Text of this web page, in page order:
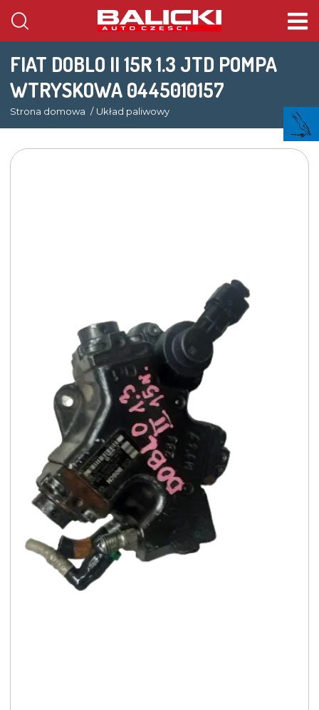
FIAT DOBLO II 15R 1.3 JTD POMPA
WTRYSKOWA 0445010157
Strona domowa Układ paliwowy